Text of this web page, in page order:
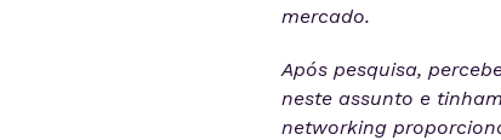
mercado.
Após pesquisa,
neste assunto e
networking